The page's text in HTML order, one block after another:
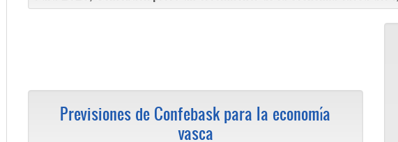
Previsiones de Confebask para la economía
vasca